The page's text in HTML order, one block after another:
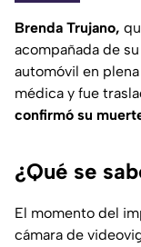
Brenda Trujano,
acompañada de
automóvil en
médica y fue
confirmó su
¿Qué se
El momento del
cámara de